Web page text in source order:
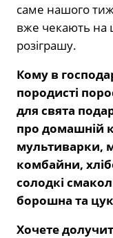
саме нашого
вже чекають на
розіграшу.
Кому в
породисті
для свята
про домашній
мультиварки,
комбайни,
солодкі
борошна та
Хочете